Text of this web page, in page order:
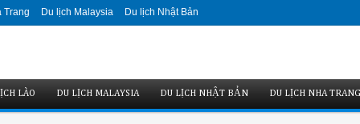
Trang Du lịch Malaysia Du lịch Nhật Bản
LÀO DU LỊCH MALAYSIA DU LỊCH NHẬT BẢN DU LỊCH NHA TRANG